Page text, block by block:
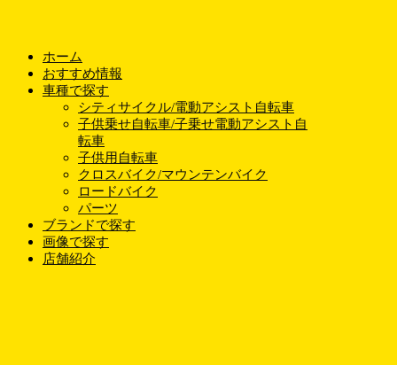
ホーム
おすすめ情報
車種で探す
シティサイクル/電動アシスト自転車
子供乗せ自転車/子乗せ電動アシスト自
転車
子供用自転車
クロスバイク/マウンテンバイク
ロードバイク
パーツ
ブランドで探す
画像で探す
店舗紹介